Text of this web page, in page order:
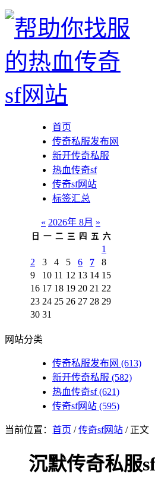
首页
传奇私服发布网
新开传奇私服
热血传奇sf
传奇sf网站
标签汇总
« 2026年 8月 »
日 一 二 三 四 五 六
1
2
3 4 5 6 7
8
9
10 11 12 13 14 15
16 17 18 19 20 21 22
23 24 25 26 27 28 29
30 31
网站分类
传奇私服发布网 (613)
新开传奇私服 (582)
热血传奇sf(621)
传奇sf网站 (595)
当前位置： 首页 /传奇sf网站 / 正文
沉默传奇私服